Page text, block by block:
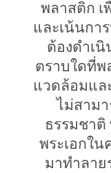
พลาสติก เ
และเน้นกา
ต้องดำเนิ
ตราบใดที่พ
แวดล้อมแล
ไม่สาม
ธรรมชาติ
พระเอกใน
มาทำลาย